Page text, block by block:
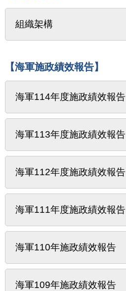
組織架構
【海軍施政績效報告】
海軍114年度施政績效報告
海軍113年度施政績效報告
海軍112年度施政績效報告
海軍111年度施政績效報告
海軍110年施政績效報告
海軍109年施政績效報告